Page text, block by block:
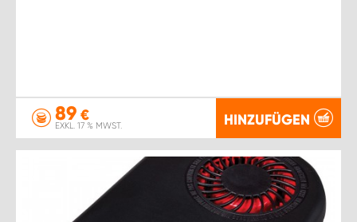
89 €
EXKL. 17 % MWST. HINZUFÜGEN